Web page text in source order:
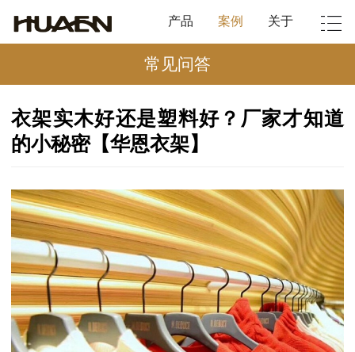
产品 案例 关于
常见问答
衣架实木好还是塑料好？厂家才知道
的小秘密【华恩衣架】